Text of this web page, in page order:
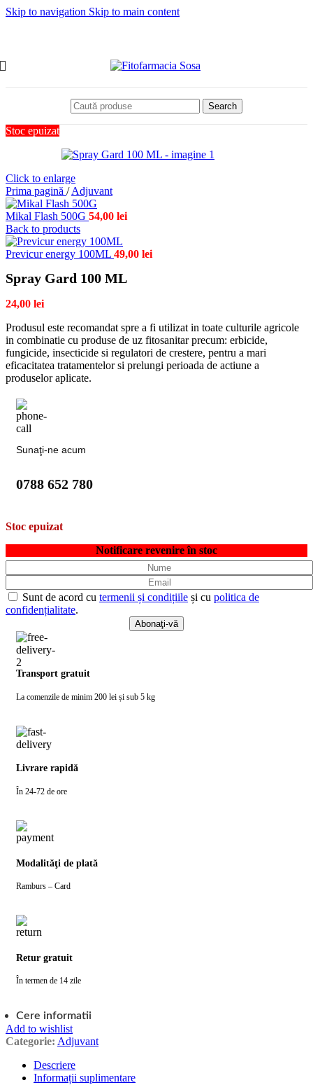
Skip to navigation Skip to main content
Search
Stoc epuizat
Click to enlarge
Prima pagină / Adjuvant
Mikal Flash 500G 54,00 lei
Back to products
Previcur energy 100ML 49,00 lei
Spray Gard 100 ML
24,00 lei
Produsul este recomandat spre a fi utilizat in toate culturile agricole
in combinatie cu produse de uz fitosanitar precum: erbicide,
fungicide, insecticide si regulatori de crestere, pentru a mari
eficacitatea tratamentelor si prelungi perioada de actiune a
produselor aplicate.
Sunaţi-ne acum
0788 652 780
Stoc epuizat
Notificare revenire în stoc
Sunt de acord cu termenii și condițiile și cu politica de
confidențialitate.
Transport gratuit
La comenzile de minim 200 lei și sub 5 kg
Livrare rapidă
În 24-72 de ore
Modalităţi de plată
Ramburs – Card
Retur gratuit
În termen de 14 zile
Cere informatii
Add to wishlist
Categorie: Adjuvant
Descriere
Informații suplimentare